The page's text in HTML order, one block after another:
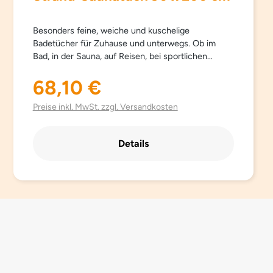
Besonders feine, weiche und kuschelige
Badetücher für Zuhause und unterwegs. Ob im
Bad, in der Sauna, auf Reisen, bei sportlichen
schnelltrocknend, atmungsaktiv, besonders leicht,
saugfähig, einfach zu pflegen und Platz sparend.
Aus hochwertig gebürsteter Mikrofaser mit
Regulärer Preis:
68,10 €
Preise inkl. MwSt. zzgl. Versandkosten
Details